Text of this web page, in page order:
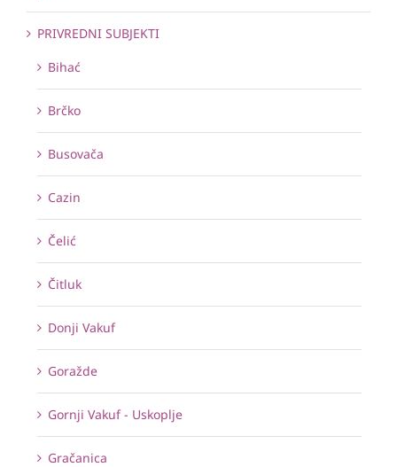
PRIVREDNI SUBJEKTI
Bihać
Brčko
Busovača
Cazin
Čelić
Čitluk
Donji Vakuf
Goražde
Gornji Vakuf - Uskoplje
Gračanica